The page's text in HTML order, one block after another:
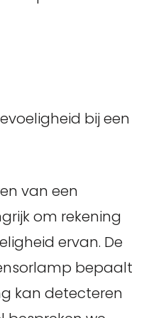
bij een
van een
om rekening
ervan. De
bepaalt
kan detecteren